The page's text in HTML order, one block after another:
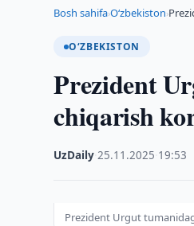
Bosh sahifa›O‘zbekiston›
O‘ZBEKISTON
Prezident
chiqarish
UzDaily ·25.11.2025 19:53
Prezident Urgut